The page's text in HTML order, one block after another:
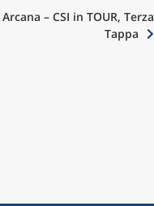
– CSI in TOUR, Terza
Tappa